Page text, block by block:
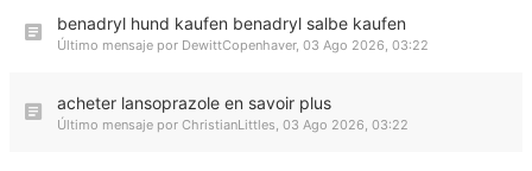
benadryl hund kaufen benadryl salbe kaufen
Último mensaje por DewittCopenhaver, 03 Ago 2026, 03:22
acheter lansoprazole en savoir plus
Último mensaje por ChristianLittles, 03 Ago 2026, 03:22